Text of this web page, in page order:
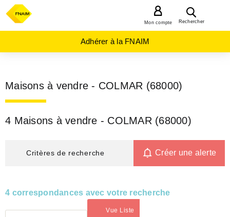
Rechercher
Mon compte
Adhérer à la FNAIM
Maisons à vendre - COLMAR (68000)
4 Maisons à vendre - COLMAR (68000)
Critères de recherche Créer une alerte
4 correspondances avec votre recherche
Vue Liste
(activé)